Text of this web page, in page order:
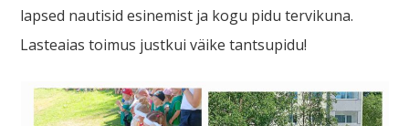
lapsed nautisid esinemist ja kogu pidu tervikuna.
Lasteaias toimus justkui väike tantsupidu!